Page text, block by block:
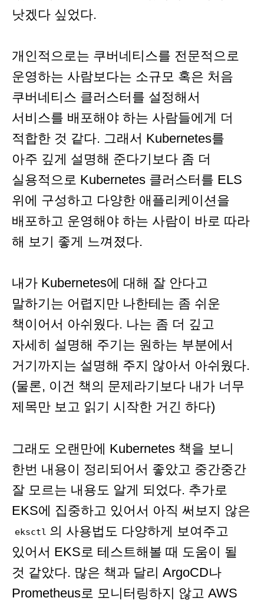
낫겠다 싶었다.
개인적으로는 쿠버네티스를 전문적으로
운영하는 사람보다는 소규모 혹은 처음
쿠버네티스 클러스터를 설정해서
서비스를 배포해야 하는 사람들에게 더
적합한 것 같다. 그래서 Kubernetes를
아주 깊게 설명해 준다기보다 좀 더
실용적으로 Kubernetes 클러스터를 ELS
위에 구성하고 다양한 애플리케이션을
배포하고 운영해야 하는 사람이 바로 따라
해 보기 좋게 느껴졌다.
내가 Kubernetes에 대해 잘 안다고
말하기는 어렵지만 나한테는 좀 쉬운
책이어서 아쉬웠다. 나는 좀 더 깊고
자세히 설명해 주기는 원하는 부분에서
거기까지는 설명해 주지 않아서 아쉬웠다.
(물론, 이건 책의 문제라기보다 내가 너무
제목만 보고 읽기 시작한 거긴 하다)
그래도 오랜만에 Kubernetes 책을 보니
한번 내용이 정리되어서 좋았고 중간중간
잘 모르는 내용도 알게 되었다. 추가로
EKS에 집중하고 있어서 아직 써보지 않은
eksctl 의 사용법도 다양하게 보여주고
있어서 EKS로 테스트해볼 때 도움이 될
것 같았다. 많은 책과 달리 ArgoCD나
Prometheus로 모니터링하지 않고 AWS